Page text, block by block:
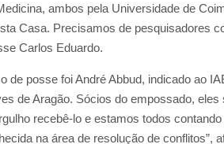
ambos pela Universidade de
Casa. Precisamos de pesquisadores
Carlos Eduardo.
de posse foi André Abbud, indicado ao
de Aragão. Sócios do empossado,
recebê-lo e estamos todos
na área de resolução de conflitos”,